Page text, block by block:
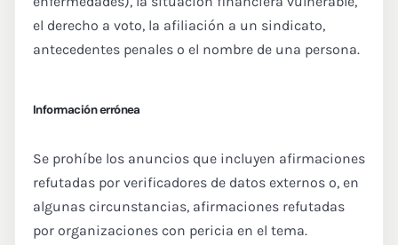
el derecho a voto, la afiliación a un sindicato,
antecedentes penales o el nombre de una persona.
Información errónea
Se prohíbe los anuncios que incluyen afirmaciones
refutadas por verificadores de datos externos o, en
algunas circunstancias, afirmaciones refutadas
por organizaciones con pericia en el tema.